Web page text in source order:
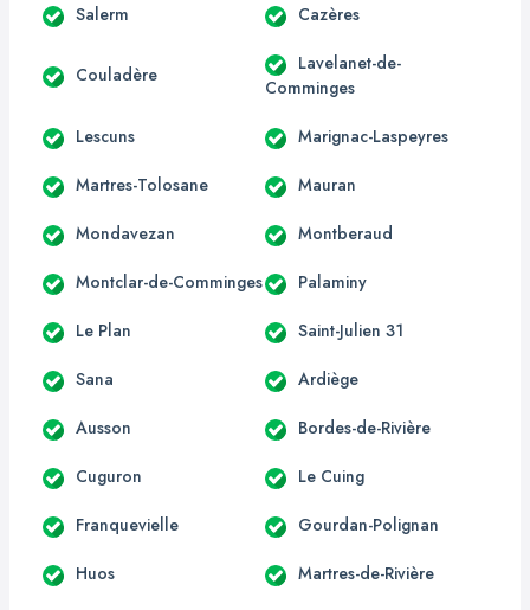
Salerm Cazères
Couladère
Lavelanet-de-
Comminges
Lescuns Marignac-Laspeyres
Martres-Tolosane Mauran
Mondavezan Montberaud
Montclar-de-Comminges Palaminy
Le Plan Saint-Julien 31
Sana Ardiège
Ausson Bordes-de-Rivière
Cuguron Le Cuing
Franquevielle Gourdan-Polignan
Huos Martres-de-Rivière